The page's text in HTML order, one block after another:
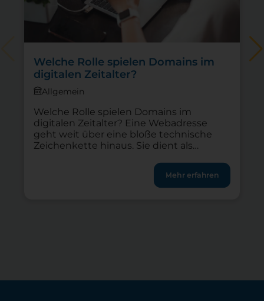
Welche Rolle spielen Domains im
digitalen Zeitalter?
Allgemein
Welche Rolle spielen Domains im
digitalen Zeitalter? Eine Webadresse
geht weit über eine bloße technische
Zeichenkette hinaus. Sie dient als
und erster Kontaktpunkt zu digitalen
Angeboten. Die eigene Domain bildet für
jeden Verein, jedes Start-up und alle
Mehr erfahren